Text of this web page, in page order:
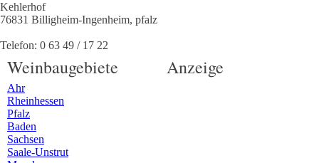
Kehlerhof
76831 Billigheim-Ingenheim, pfalz
Telefon: 0 63 49 / 17 22
Weinbaugebiete
Ahr
Rheinhessen
Pfalz
Baden
Sachsen
Saale-Unstrut
Anzeige